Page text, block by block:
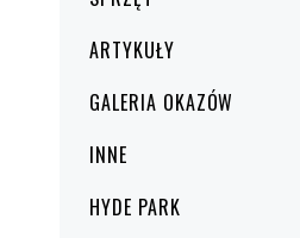
ARTYKUŁY
GALERIA OKAZÓW
INNE
HYDE PARK